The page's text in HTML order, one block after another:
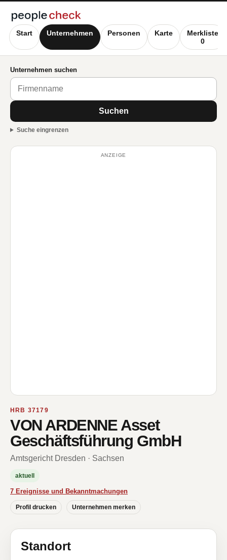
Start Unternehmen Personen Karte
Merkliste
0
Unternehmen suchen
Suchen
Suche eingrenzen
ANZEIGE
HRB 37179
VON ARDENNE Asset
Geschäftsführung GmbH
Amtsgericht Dresden · Sachsen
aktuell
7 Ereignisse und Bekanntmachungen
Profil drucken Unternehmen merken
Standort